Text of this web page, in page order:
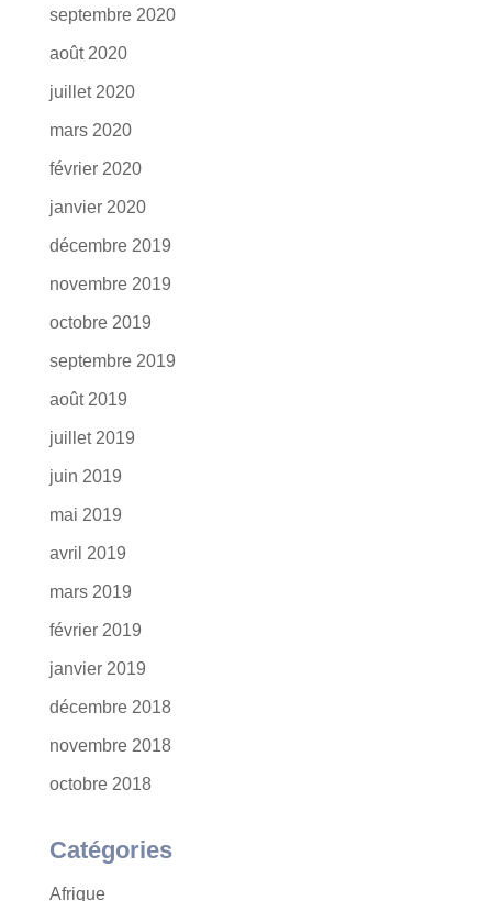
septembre 2020
août 2020
juillet 2020
mars 2020
février 2020
janvier 2020
décembre 2019
novembre 2019
octobre 2019
septembre 2019
août 2019
juillet 2019
juin 2019
mai 2019
avril 2019
mars 2019
février 2019
janvier 2019
décembre 2018
novembre 2018
octobre 2018
Catégories
Afrique